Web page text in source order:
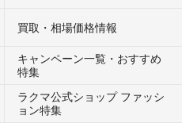
買取・相場価格情報
キャンペーン一覧・おすすめ
特集
ラクマ公式ショップ ファッシ
ョン特集